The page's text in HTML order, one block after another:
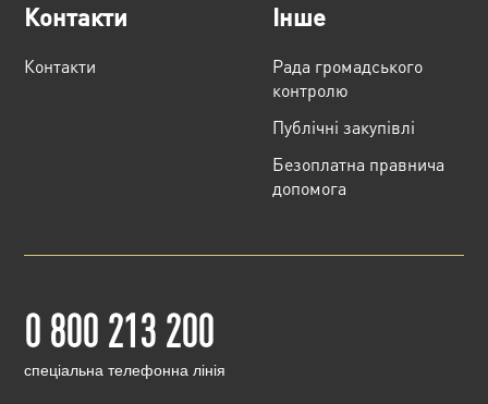
Контакти
Контакти
Інше
Рада громадського
контролю
Публічні закупівлі
Безоплатна правнича
допомога
0 800 213 200
cпеціальна телефонна лінія